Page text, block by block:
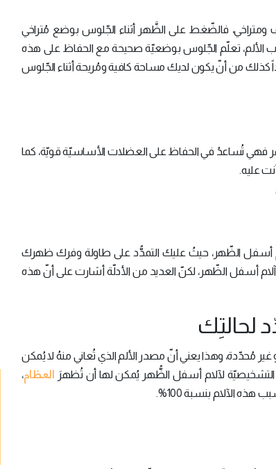
فالضّغط على الظَّهر أثناء الجّلوس بوضع مُتراخي
الألم، تعلّم الجّلوس بوضعيّة صحيحة مع الحفاظ على هذه
من أنّ يكون لديك مساحة كافية ومُريحة أثناء الجّلوس
فهي تُساعدُ في الحفاظ على العضلات الأساسيّة قويّة، كما
عليه.
أسفل الظّهر، حيثُ عليك التمدُّد على طاولة وفرك ظهرك
آلام أسفل الظّهر، لكنّ العديد من الأدلّة أشارت على أنّ هذه
غير مُحدّدة، وهذا يعني أنّ مصدر الألم الذي تُعاني منهُ لا يُمكن
لآلام أسفل الظُّهر يُمكن لها أن تُظهرَ العظام،
الآلام بنسبة 100%.